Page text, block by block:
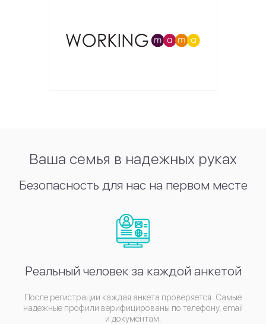
Ваша семья в надежных руках
Безопасность для нас на первом месте
Реальный человек за каждой анкетой
После регистрации каждая анкета проверяется. Самые
надежные профили верифицированы по телефону, email
и документам.